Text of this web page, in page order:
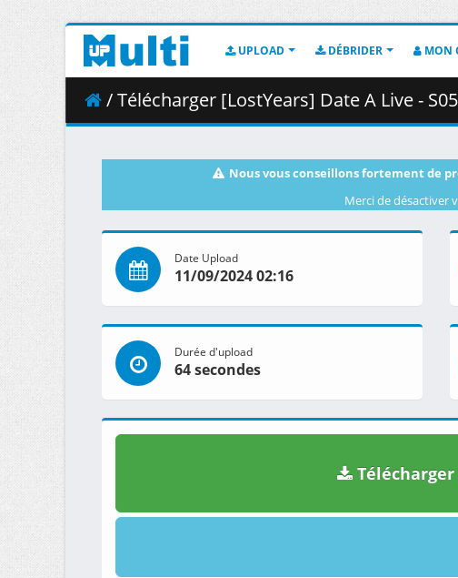
UPLOAD DÉBRIDER MON
/ Télécharger [LostYears] Date A Live - S05E01
Nous vous conseillons fortement de
Merci de désactiver
Date Upload
11/09/2024 02:16
Durée d'upload
64 secondes
Télécharger